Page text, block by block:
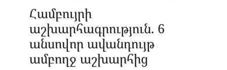
Համբույրի
աշխարհագրություն. 6
անսովոր ավանդույթ
ամբողջ աշխարհից